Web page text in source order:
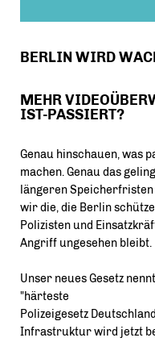
BERLIN WIRD
MEHR
IST-PASSIERT?
Genau hinschauen, was
machen. Genau das
längeren
wir die, die Berlin
Polizisten und
Angriff ungesehen bleibt.
Unser neues Gesetz
"härteste
Polizeigesetz
Infrastruktur wird jetzt